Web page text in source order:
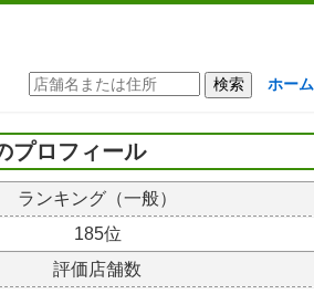
ホーム
プロフィール
ランキング（一般）
185位
評価店舗数